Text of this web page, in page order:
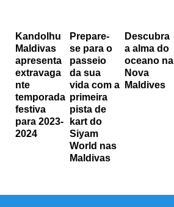
Kandolhu
Maldivas
apresenta
extravaga
nte
temporada
festiva
para 2023-
2024
Prepare-
se para o
passeio
da sua
vida com a
primeira
pista de
kart do
Siyam
World nas
Maldivas
Descubra
a alma do
oceano na
Nova
Maldives